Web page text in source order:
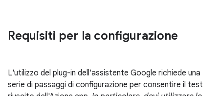
Requisiti per la configurazione
L'utilizzo del plug-in dell'assistente Google richiede una
serie di passaggi di configurazione per consentire il test